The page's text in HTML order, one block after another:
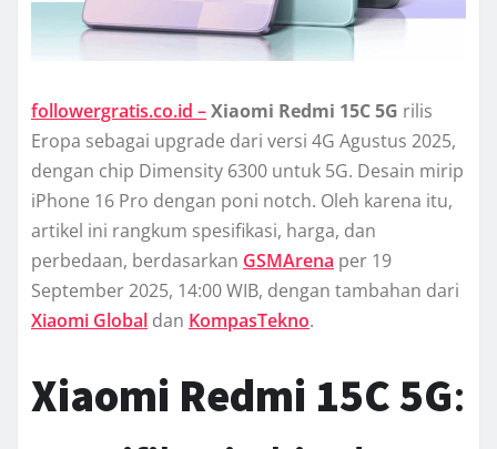
followergratis.co.id –Xiaomi Redmi 15C 5G rilis
Eropa sebagai upgrade dari versi 4G Agustus 2025,
dengan chip Dimensity 6300 untuk 5G. Desain mirip
iPhone 16 Pro dengan poni notch. Oleh karena itu,
artikel ini rangkum spesifikasi, harga, dan
perbedaan, berdasarkan GSMArena per 19
September 2025, 14:00 WIB, dengan tambahan dari
Xiaomi Global dan KompasTekno.
Xiaomi Redmi 15C 5G: